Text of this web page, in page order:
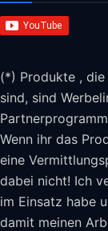
(*) Produkte ,
sind, sind
Wenn ihr das
eine
dabei nicht! Ich
im Einsatz habe
damit meinen